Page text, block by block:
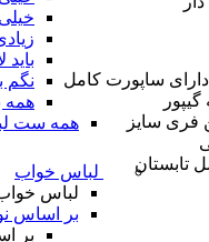
باید
نگم
همه
همه ست
لباس خواب
لباس
بر اساس
بر
دارای ساپورت کامل
گیپور
فری سایز
تابستان